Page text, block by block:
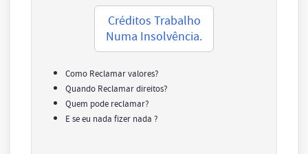
Créditos Trabalho
Numa Insolvência.
Como Reclamar valores?
Quando Reclamar direitos?
Quem pode reclamar?
E se eu nada fizer nada ?